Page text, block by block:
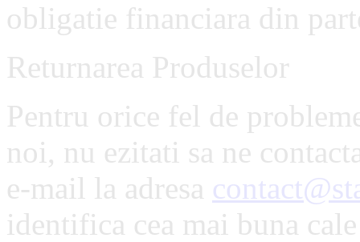
obligatie financiara din
Returnarea Produselor
Pentru orice fel de
noi, nu ezitati sa ne
e-mail la adresa
identifica cea mai buna